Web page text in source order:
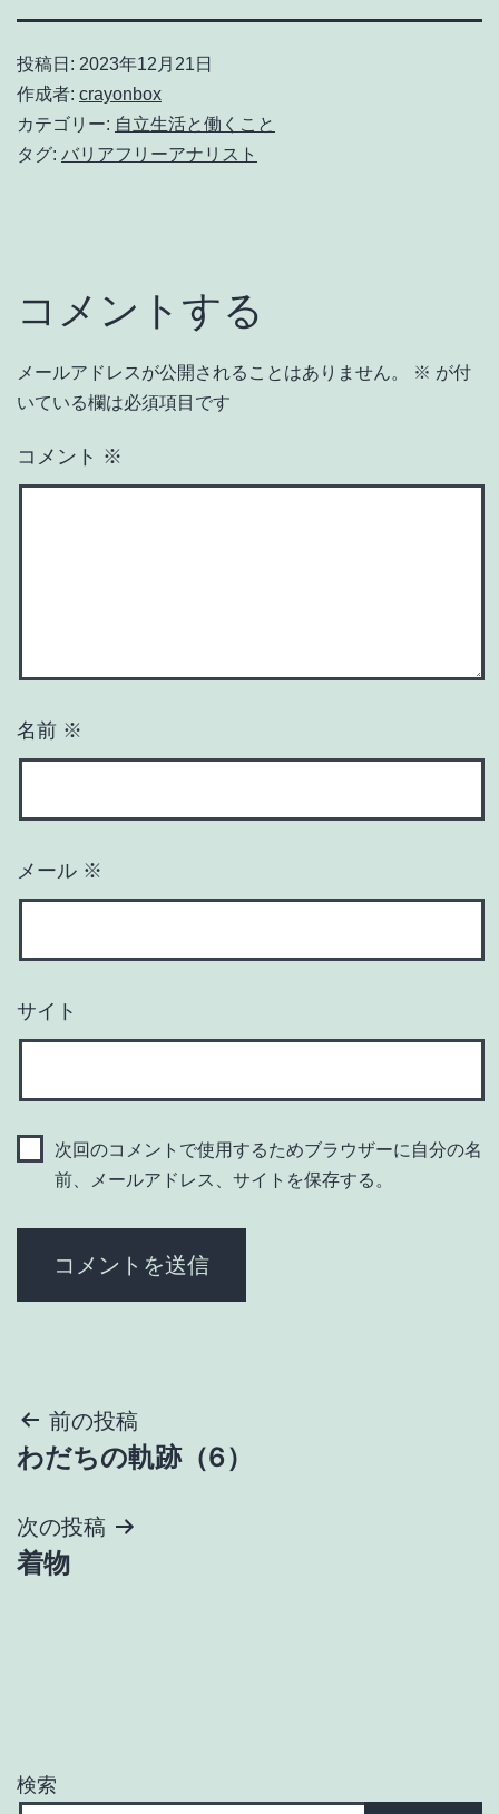
投稿日: 2023年12月21日
作成者: crayonbox
カテゴリー: 自立生活と働くこと
タグ: バリアフリーアナリスト
コメントする
メールアドレスが公開されることはありません。 ※ が付
いている欄は必須項目です
コメント ※
名前 ※
メール ※
サイト
次回のコメントで使用するためブラウザーに自分の名
前、メールアドレス、サイトを保存する。
投
稿
ナ
ビ
ョ
前の投稿
わだちの軌跡（6）
次の投稿
着物
検索